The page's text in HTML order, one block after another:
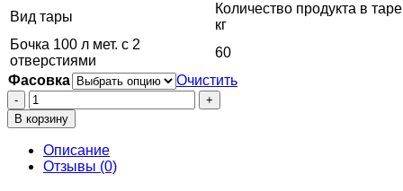
Вид тары
Количество продукта в
кг
Бочка 100 л мет. с 2
отверстиями
60
Фасовка
Очистить
Количество
товара
Смазка
антиадгезионная
серии
Пента-120
В корзину
Описание
Отзывы (0)